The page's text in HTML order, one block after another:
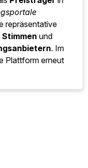
repräsentative
und
. Im
Plattform erneut